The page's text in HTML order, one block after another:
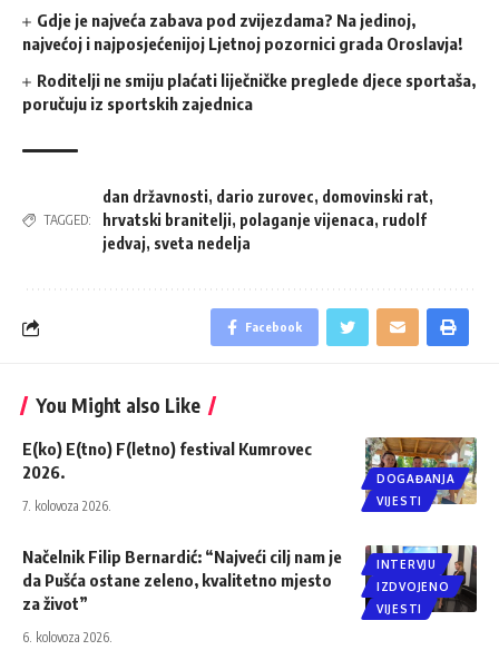
Gdje je najveća zabava pod zvijezdama? Na jedinoj,
najvećoj i najposjećenijoj Ljetnoj pozornici grada Oroslavja!
Roditelji ne smiju plaćati liječničke preglede djece sportaša,
poručuju iz sportskih zajednica
TAGGED:
dan državnosti, dario zurovec, domovinski rat,
hrvatski branitelji, polaganje vijenaca, rudolf
jedvaj, sveta nedelja
Facebook
You Might also Like
DOGAĐANJA
VIJESTI
E(ko) E(tno) F(letno) festival Kumrovec
2026.
7. kolovoza 2026.
INTERVJU
IZDVOJENO
VIJESTI
Načelnik Filip Bernardić: “Najveći cilj nam je
da Pušća ostane zeleno, kvalitetno mjesto
za život”
6. kolovoza 2026.